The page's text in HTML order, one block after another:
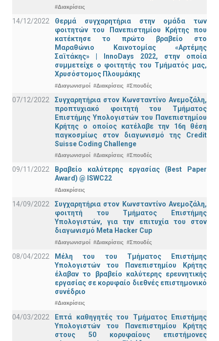
#Διακρίσεις
14/12/2022
Θερμά συγχαρητήρια στην ομάδα των
φοιτητών του Πανεπιστημίου Κρήτης που
κατέκτησε το πρώτο βραβείο στο
Μαραθώνιο Καινοτομίας «Αρτέμης
Σαϊτάκης» | InnoDays 2022, στην οποία
συμμετείχε ο φοιτητής του Τμήματός μας,
Χρυσόστομος Πλουμάκης
#Διαγωνισμοί #Διακρίσεις #Σπουδές
07/12/2022
Συγχαρητήρια στον Κωνσταντίνο Ανεμοζάλη,
προπτυχιακό φοιτητή του Τμήματος
Επιστήμης Υπολογιστών του Πανεπιστημίου
Κρήτης ο οποίος κατέλαβε την 16η θέση
παγκοσμίως στον διαγωνισμό της Credit
Suisse Coding Challenge
#Διαγωνισμοί #Διακρίσεις #Σπουδές
09/11/2022
Βραβείο καλύτερης εργασίας (Best Paper
Award) @ ISWC22
#Διακρίσεις
14/09/2022
Συγχαρητήρια στον Κωνσταντίνο Ανεμοζάλη,
φοιτητή του Τμήματος Επιστήμης
Υπολογιστών, για την επιτυχία του στον
διαγωνισμό Meta Hacker Cup
#Διαγωνισμοί #Διακρίσεις #Σπουδές
08/04/2022
Μέλη του του Τμήματος Επιστήμης
Υπολογιστών του Πανεπιστημίου Κρήτης
έλαβαν το βραβείο καλύτερης ερευνητικής
εργασίας σε κορυφαίο διεθνές επιστημονικό
συνέδριο
#Διακρίσεις
04/03/2022
Επτά καθηγητές του Τμήματος Επιστήμης
Υπολογιστών του Πανεπιστημίου Κρήτης
στους 50 κορυφαίους επιστήμονες